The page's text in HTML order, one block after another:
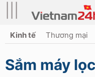
Kinh tế Thương mại
Sắm máy